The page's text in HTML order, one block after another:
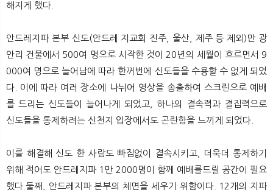
해지게 했다.
안드레지파 본부 신도(안드레 지교회 진주, 울산, 제주 등 제외)만 광
안리 건물에서 500여 명으로 시작한 것이 20년의 세월이 흐르면서 9
000여 명으로 늘어남에 따라 한꺼번에 신도들을 수용할 수 없게 되었
다. 이에 따라 여러 장소에 나뉘어 영상을 송출하여 스크린으로 예배
를 드리는 신도들이 늘어나게 되었고, 하나의 결속력과 결집력으로
신도들을 통제하려는 신천지 입장에서도 곤란함을 느끼게 되었다.
이를 해결해 신도 한 사람도 빠짐없이 결속시키고, 더욱더 통제하기
위해 적어도 안드레지파 1만 2000명이 함께 예배를드릴 공간이 필요
했다.둘째, 안드레지파 본부의 체면을 세우기 위함이다. 12개의 지파